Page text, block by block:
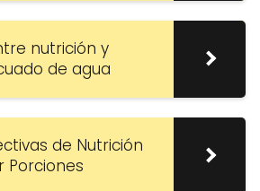
nutrición y
de agua
de Nutrición
Porciones